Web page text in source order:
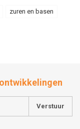
zuren en basen
Verstuur